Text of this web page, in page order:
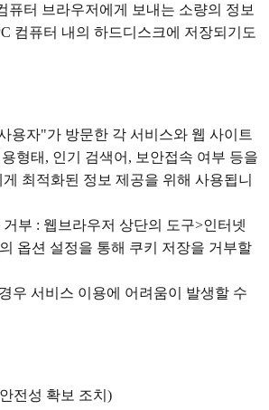
퓨터 브라우저에게 보내는 소량의 정보
컴퓨터 내의 하드디스크에 저장되기도
용자"가 방문한 각 서비스와 웹 사이트
형태, 인기 검색어, 보안접속 여부 등을
최적화된 정보 제공을 위해 사용됩니
부 : 웹브라우저 상단의 도구>인터넷
옵션 설정을 통해 쿠키 저장을 거부할
우 서비스 이용에 어려움이 발생할 수
전성 확보 조치)